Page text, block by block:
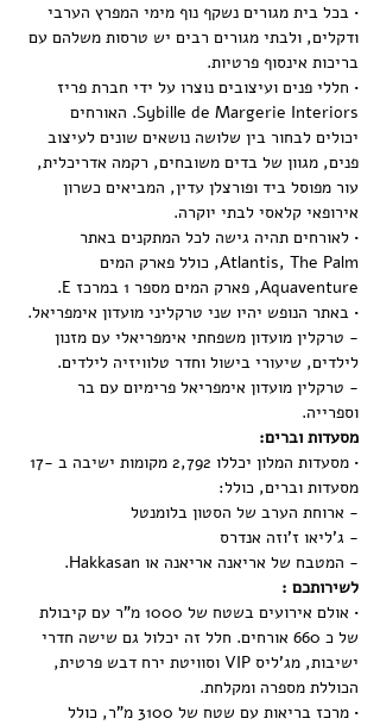
• בכל בית מגורים נשקף נוף מימי המפרץ הערבי
ודקלים, ולבתי מגורים רבים יש טרסות משלהם עם
בריכות אינסוף פרטיות.
• חללי פנים ועיצובים נוצרו על ידי חברת פריז
Sybille de Margerie Interiors. האורחים
יכולים לבחור בין שלושה נושאים שונים לעיצוב
פנים, מגוון של בדים משובחים, רקמה אדריכלית,
עור מפוסל ביד ופורצלן עדין, המביאים כשרון
אירופאי קלאסי לבתי יוקרה.
• לאורחים תהיה גישה לכל המתקנים באתר
Atlantis, The Palm, כולל פארק המים
Aquaventure, פארק המים מספר 1 במרכז E.
• באתר הנופש יהיו שני טרקליני מועדון אימפריאל.
- טרקלין מועדון משפחתי אימפריאלי עם מזנון
לילדים, שיעורי בישול וחדר טלוויזיה לילדים.
- טרקלין מועדון אימפריאל פרימיום עם בר
וספרייה.
מסעדות וברים:
מסעדות וברים, כולל:
- ארוחת הערב של הסטון בלומנטל
- ג'ליאו ז'וזה אנדרס
- המטבח של אריאנה אריאנה או Hakkasan.
לשירותכם :
• אולם אירועים בשטח של 1000 מ"ר עם קיבולת
של כ 660 אורחים. חלל זה יכלול גם שישה חדרי
ישיבות, מג'ליס VIP וסוויטת ירח דבש פרטית,
הכוללת מספרה ומקלחת.
• מרכז בריאות עם שטח של 3100 מ"ר, כולל